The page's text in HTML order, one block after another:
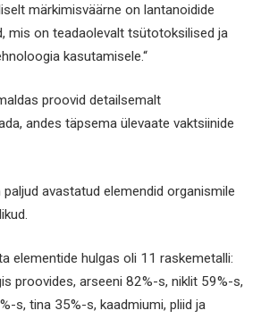
märkimisväärne on lantanoidide
mis on teadaolevalt tsütotoksilised ja
kasutamisele.“
proovid detailsemalt
andes täpsema ülevaate vaktsiinide
avastatud elemendid organismile
elementide hulgas oli 11 raskemetalli:
proovides, arseeni 82%-s, niklit 59%-s,
s, tina 35%-s, kaadmiumi, pliid ja